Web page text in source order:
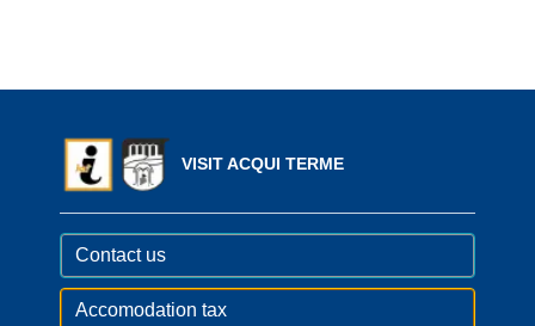
VISIT ACQUI TERME
Contact us
Accomodation tax